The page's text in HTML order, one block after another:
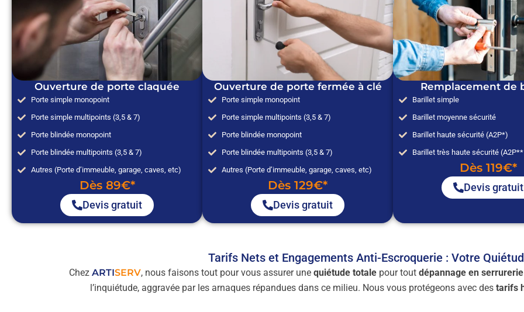
Ouverture de porte claquée
Porte simple monopoint
Porte simple multipoints (3,5 & 7)
Porte blindée monopoint
Porte blindée multipoints (3,5 & 7)
Autres (Porte d’immeuble, garage, caves, etc)
Dès 89€*
Devis gratuit
Ouverture de porte fermée à clé
Porte simple monopoint
Porte simple multipoints (3,5 & 7)
Porte blindée monopoint
Porte blindée multipoints (3,5 & 7)
Autres (Porte d’immeuble, garage, caves, etc)
Dès 129€*
Devis gratuit
Remplacement de
Barillet simple
Barillet moyenne sécurité
Barillet haute sécurité (A2P*)
Barillet très haute sécurité
Dès 119€*
Devis gratuit
Tarifs Nets et Engagements Anti-Escroquerie : Votre
Chez ARTISERV, nous faisons tout pour vous assurer une quiétude totale pour tout dépannage en serrurerie
l’inquiétude, aggravée par les arnaques répandues dans ce milieu. Nous vous protégeons avec des tarifs